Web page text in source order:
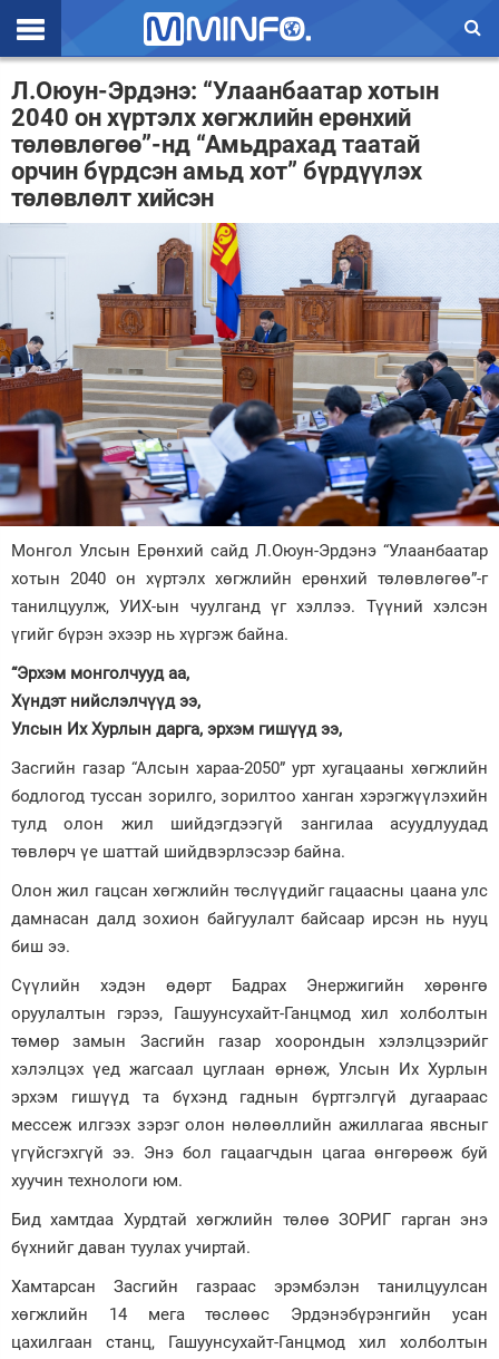
Эхлэл
Цаг агаар
Валют ханш
Эдийн засаг
Спорт
Дэлхий
Энтертайнмэнт
Л.Оюун-Эрдэнэ: “Улаанбаатар хотын
2040 он хүртэлх хөгжлийн ерөнхий
төлөвлөгөө”-нд “Амьдрахад таатай
орчин бүрдсэн амьд хот” бүрдүүлэх
төлөвлөлт хийсэн
Монгол Улсын Ерөнхий сайд Л.Оюун-Эрдэнэ “Улаанбаатар
хотын 2040 он хүртэлх хөгжлийн ерөнхий төлөвлөгөө”-г
танилцуулж, УИХ-ын чуулганд үг хэллээ. Түүний хэлсэн
үгийг бүрэн эхээр нь хүргэж байна.
“Эрхэм монголчууд аа,
Хүндэт нийслэлчүүд ээ,
Улсын Их Хурлын дарга, эрхэм гишүүд ээ,
Засгийн газар “Алсын хараа-2050” урт хугацааны хөгжлийн
бодлогод туссан зорилго, зорилтоо ханган хэрэгжүүлэхийн
тулд олон жил шийдэгдээгүй зангилаа асуудлуудад
төвлөрч үе шаттай шийдвэрлэсээр байна.
Олон жил гацсан хөгжлийн төслүүдийг гацаасны цаана улс
дамнасан далд зохион байгуулалт байсаар ирсэн нь нууц
биш ээ.
Сүүлийн хэдэн өдөрт Бадрах Энержигийн хөрөнгө
оруулалтын гэрээ, Гашуунсухайт-Ганцмод хил холболтын
төмөр замын Засгийн газар хоорондын хэлэлцээрийг
хэлэлцэх үед жагсаал цуглаан өрнөж, Улсын Их Хурлын
эрхэм гишүүд та бүхэнд гаднын бүртгэлгүй дугаараас
мессеж илгээх зэрэг олон нөлөөллийн ажиллагаа явсныг
үгүйсгэхгүй ээ. Энэ бол гацаагчдын цагаа өнгөрөөж буй
хуучин технологи юм.
Бид хамтдаа Хурдтай хөгжлийн төлөө ЗОРИГ гарган энэ
бүхнийг даван туулах учиртай.
Хамтарсан Засгийн газраас эрэмбэлэн танилцуулсан
хөгжлийн 14 мега төслөөс Эрдэнэбүрэнгийн усан
цахилгаан станц, Гашуунсухайт-Ганцмод хил холболтын